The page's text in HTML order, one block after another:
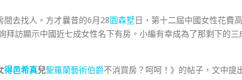
間去找人。方才曩昔的6月28園森墅日，第十二屆中國女性花費高
拜訪顯示中國近七成女性名下有房。小編有幸成為了那剩下的三
得邑希真兒聖羅蘭藝術伯爵不消買房？呵呵！》的帖子，文中提